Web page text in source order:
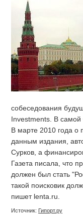
собеседования
Investments. В самой
В марте 2010 года о
данным издания,
Сурков, а
Газета писала, что
должен был стать
такой поисковик
пишет lenta.ru.
Источник: Гипорт.ру